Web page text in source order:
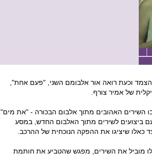
וכעת רואה אור אלבומם השני, "פעם אחת",
של אמיר צורף.
השירים האהובים מתוך אלבום הבכורה - "את מים",
ביצועים לשירים מתוך האלבום החדש, במסע
כאלו שיציגו את ההפקה הנוכחית של ההרכב.
מוביל את השירים, מפגש שהטביע את חותמת